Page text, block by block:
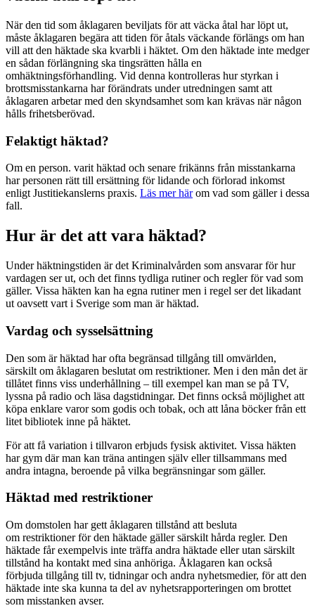
När den tid som åklagaren beviljats för att väcka åtal har löpt ut,
måste åklagaren begära att tiden för åtals väckande förlängs om han
vill att den häktade ska kvarbli i häktet. Om den häktade inte medger
en sådan förlängning ska tingsrätten hålla en
omhäktningsförhandling. Vid denna kontrolleras hur styrkan i
brottsmisstankarna har förändrats under utredningen samt att
åklagaren arbetar med den skyndsamhet som kan krävas när någon
hålls frihetsberövad.
Felaktigt häktad?
Om en person. varit häktad och senare frikänns från misstankarna
har personen rätt till ersättning för lidande och förlorad inkomst
enligt Justitiekanslerns praxis. Läs mer härom vad som gäller i dessa
fall.
Hur är det att vara häktad?
Under häktningstiden är det Kriminalvården som ansvarar för hur
vardagen ser ut, och det finns tydliga rutiner och regler för vad som
gäller. Vissa häkten kan ha egna rutiner men i regel ser det likadant
ut oavsett vart i Sverige som man är häktad.
Vardag och sysselsättning
Den som är häktad har ofta begränsad tillgång till omvärlden,
särskilt om åklagaren beslutat om restriktioner. Men i den mån det är
tillåtet finns viss underhållning – till exempel kan man se på TV,
lyssna på radio och läsa dagstidningar. Det finns också möjlighet att
köpa enklare varor som godis och tobak, och att låna böcker från ett
litet bibliotek inne på häktet.
För att få variation i tillvaron erbjuds fysisk aktivitet. Vissa häkten
har gym där man kan träna antingen själv eller tillsammans med
andra intagna, beroende på vilka begränsningar som gäller.
Häktad med restriktioner
Om domstolen har gett åklagaren tillstånd att besluta
om restriktioner för den häktade gäller särskilt hårda regler. Den
häktade får exempelvis inte träffa andra häktade eller utan särskilt
tillstånd ha kontakt med sina anhöriga. Åklagaren kan också
förbjuda tillgång till tv, tidningar och andra nyhetsmedier, för att den
häktade inte ska kunna ta del av nyhetsrapporteringen om brottet
som misstanken avser.